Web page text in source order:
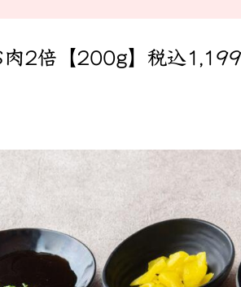
肉2倍【200g】税込